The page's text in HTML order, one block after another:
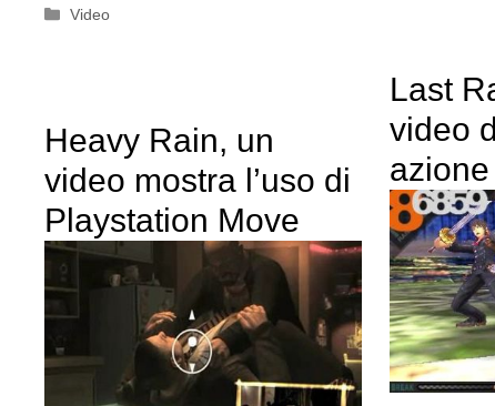
Categorie
Video
Last
video
azione
Heavy Rain, un
video mostra l’uso di
Playstation Move